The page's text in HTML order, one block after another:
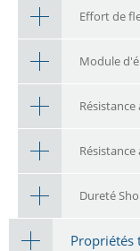
Effort de
Module
Dureté
Propriétés